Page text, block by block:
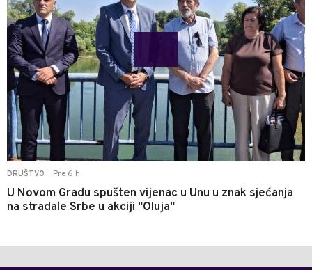
DRUŠTVO Pre 6 h
U Novom Gradu spušten vijenac u Unu u znak sjećanja
na stradale Srbe u akciji "Oluja"